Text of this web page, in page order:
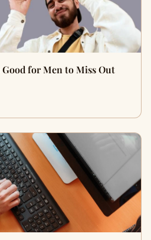
Good for Men to Miss Out